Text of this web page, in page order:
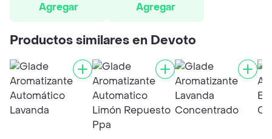
Agregar
Agregar
Productos similares en Devoto